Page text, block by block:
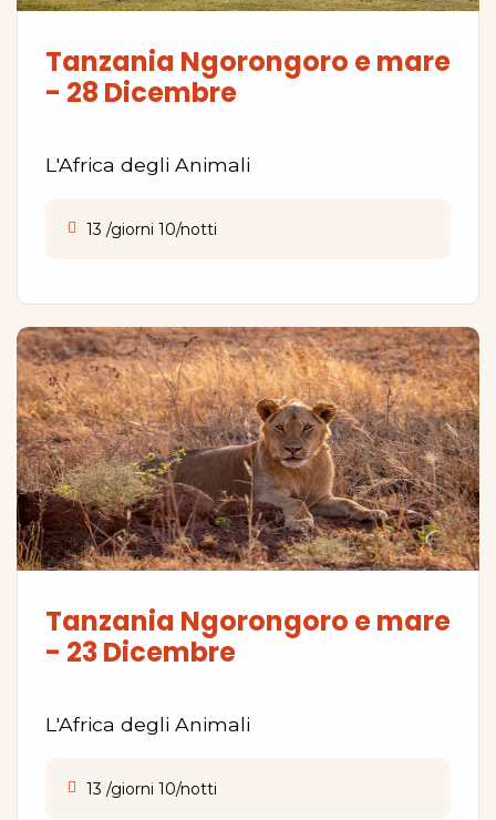
Tanzania Ngorongoro e mare
- 28 Dicembre
L'Africa degli Animali
13 /giorni 10/notti
Tanzania Ngorongoro e mare
- 23 Dicembre
L'Africa degli Animali
13 /giorni 10/notti